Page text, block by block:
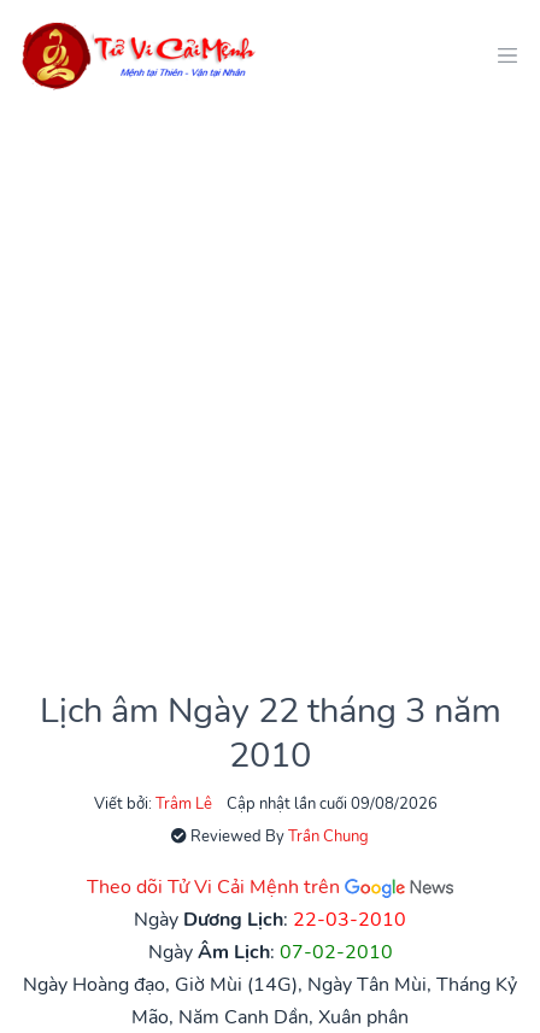
Lịch âm Ngày 22 tháng 3 năm
2010
Viết bởi: Trâm Lê
Cập nhật lần cuối 09/08/2026
Reviewed ByTrần Chung
Theo dõi Tử Vi Cải Mệnh trên
Ngày Dương Lịch: 22-03-2010
NgàyÂm Lịch: 07-02-2010
Ngày Hoàng đạo, Giờ Mùi (14G), Ngày Tân Mùi, Tháng Kỷ
Mão, Năm Canh Dần, Xuân phân